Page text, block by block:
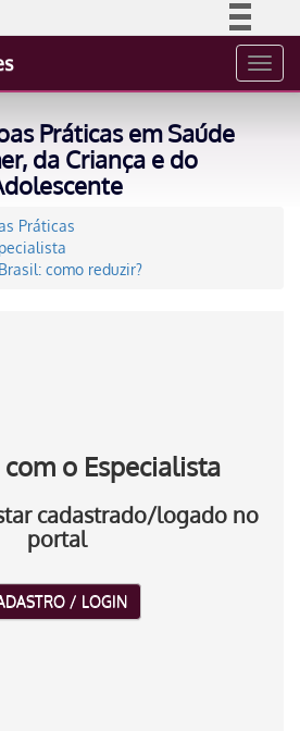
Acesso à informação
Práticas em Saúde
da Criança e do
Práticas
como reduzir?
o Especialista
cadastrado/logado no
portal
/ LOGIN